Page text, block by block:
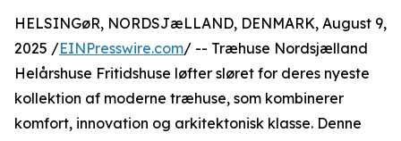
HELSINGøR, NORDSJæLLAND, DENMARK, August 9,
2025 /EINPresswire.com/ -- Træhuse Nordsjælland
Helårshuse Fritidshuse løfter sløret for deres nyeste
kollektion af moderne træhuse, som kombinerer
komfort, innovation og arkitektonisk klasse. Denne